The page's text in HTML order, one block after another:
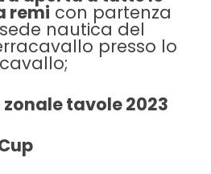
remi con partenza
nautica del
presso lo
tavole 2023